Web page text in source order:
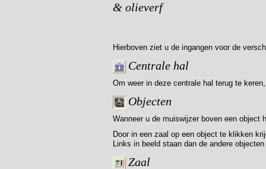
& olieverf
Hierboven ziet u de ingangen voor de
Centrale hal
Om weer in deze centrale hal terug te
Objecten
Wanneer u de muiswijzer boven een
Door in een zaal op een object te klikken
Links in beeld staan dan de andere
Zaal